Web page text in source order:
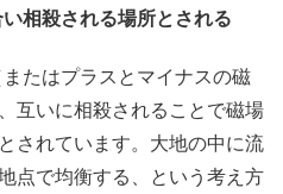
相殺される場所とされる
たはプラスとマイナスの磁
互いに相殺されることで磁場
されています。大地の中に流
点で均衡する、という考え方